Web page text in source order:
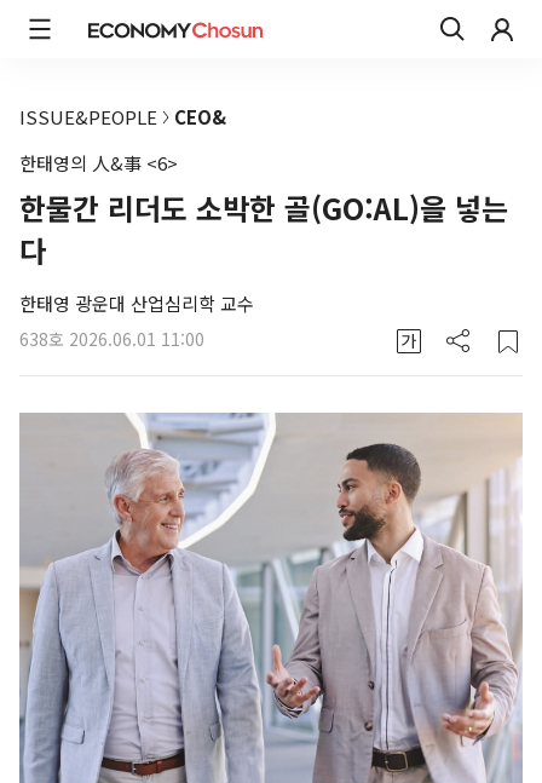
ISSUE&PEOPLE
CEO&
한태영의 人&事 <6>
한물간 리더도 소박한 골(GO:AL)을 넣는
다
한태영 광운대 산업심리학 교수
638호 2026.06.01 11:00